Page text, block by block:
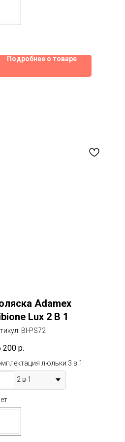
Подробнее о товаре
Adamex
Lux 2 В 1
BI-PS72
200 р.
люльки 3 в 1
2 в 1